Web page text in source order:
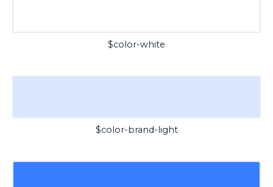
$color-white
$color-brand-light